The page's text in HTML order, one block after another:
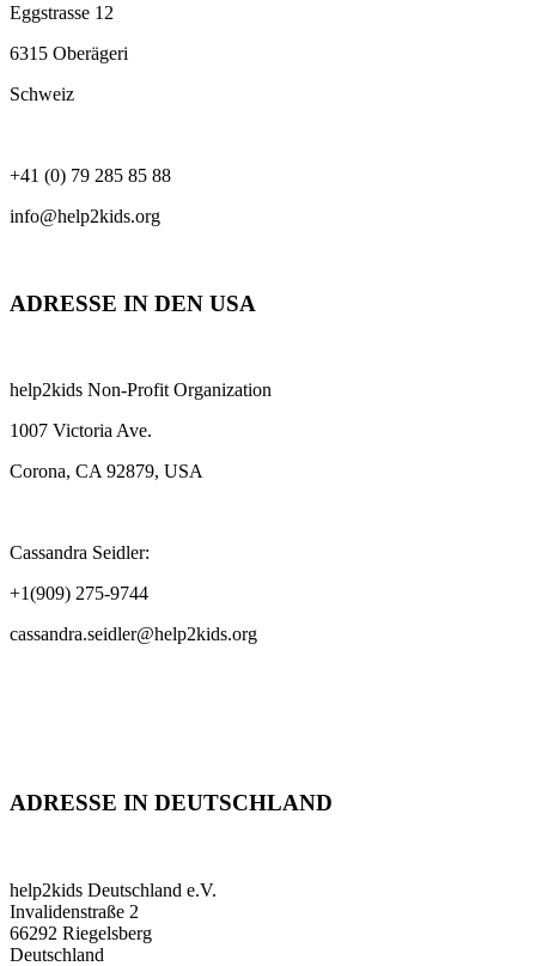
Eggstrasse 12
6315 Oberägeri
Schweiz
+41 (0) 79 285 85 88
info@help2kids.org
ADRESSE IN DEN USA
help2kids Non-Profit Organization
1007 Victoria Ave.
Corona, CA 92879, USA
Cassandra Seidler:
+1(909) 275-9744
cassandra.seidler@help2kids.org
ADRESSE IN DEUTSCHLAND
help2kids Deutschland e.V.
Invalidenstraße 2
66292 Riegelsberg
Deutschland